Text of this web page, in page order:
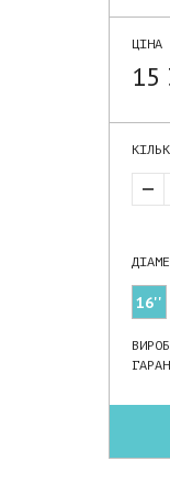
ЦІНА
15
16''